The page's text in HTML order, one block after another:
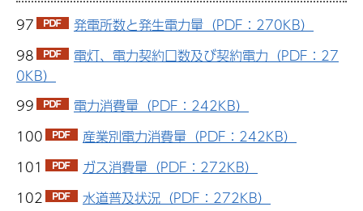
97
発電所数と発生電力量（PDF：270KB）
98
電灯、電力契約口数及び契約電力（PDF：27
0KB）
99
電力消費量（PDF：242KB）
100
産業別電力消費量（PDF：242KB）
101
ガス消費量（PDF：272KB）
102
水道普及状況（PDF：272KB）